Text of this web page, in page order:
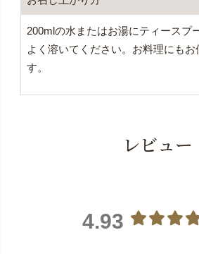
200mlの水またはお湯にティースプ
よく溶いてください。お料理にもお
す。
レビュー
4.93